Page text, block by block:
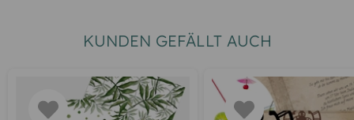
KUNDEN GEFÄLLT AUCH